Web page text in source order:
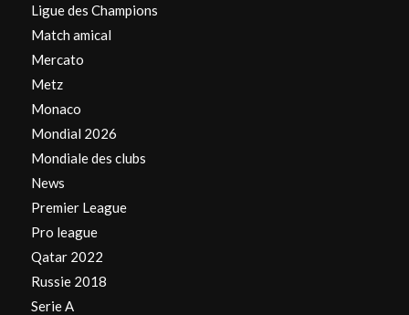
Ligue des Champions
Match amical
Mercato
Metz
Monaco
Mondial 2026
Mondiale des clubs
News
Premier League
Pro league
Qatar 2022
Russie 2018
Serie A